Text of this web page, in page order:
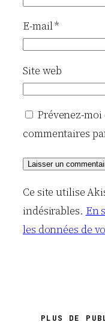
E-mail*
Site web
Prévenez-
commentaires
Ce site utilise
indésirables. En
les données de
PLUS DE